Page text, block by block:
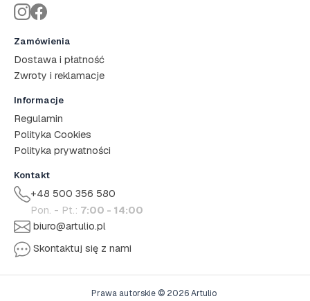
Zamówienia
Dostawa i płatność
Zwroty i reklamacje
Informacje
Regulamin
Polityka Cookies
Polityka prywatności
Kontakt
+48 500 356 580
Pon. - Pt.: 7:00 - 14:00
biuro@artulio.pl
Skontaktuj się z nami
Prawa autorskie © 2026 Artulio